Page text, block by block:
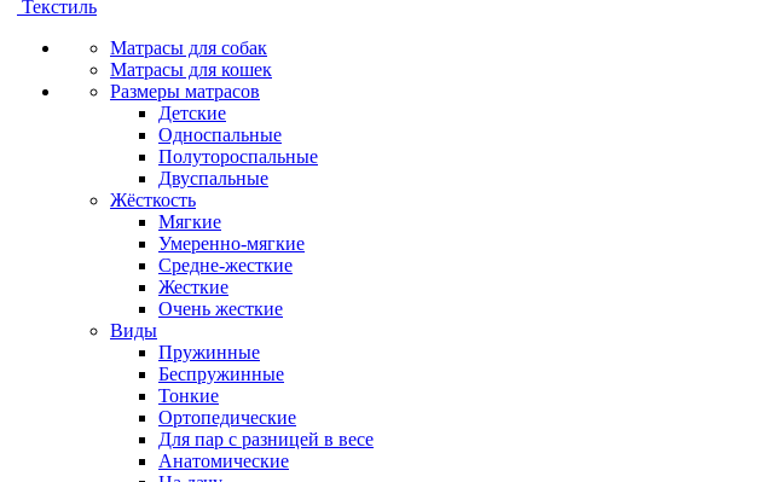
Текстиль
Матрасы для собак
Матрасы для кошек
Размеры матрасов
Детские
Односпальные
Полутороспальные
Двуспальные
Жёсткость
Мягкие
Умеренно-мягкие
Средне-жесткие
Жесткие
Очень жесткие
Виды
Пружинные
Беспружинные
Тонкие
Ортопедические
Для пар с разницей в весе
Анатомические